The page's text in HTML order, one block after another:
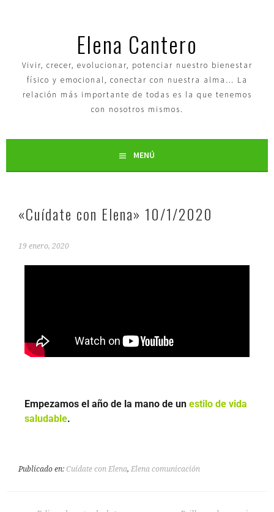
Elena Cantero
Vivir, crecer, evolucionar, potenciar nuestro bienestar
físico y emocional, conectar con nuestra alma… La
relación más importante de todas es la que tenemos
con nosotros mismos.
MENÚ
«Cuídate con Elena» 10/1/2020
19 enero, 2020
Empezamos el año de la mano de un estilo de vida
saludable.
Publicado en:Cuídate con Elena,Elena comunicación